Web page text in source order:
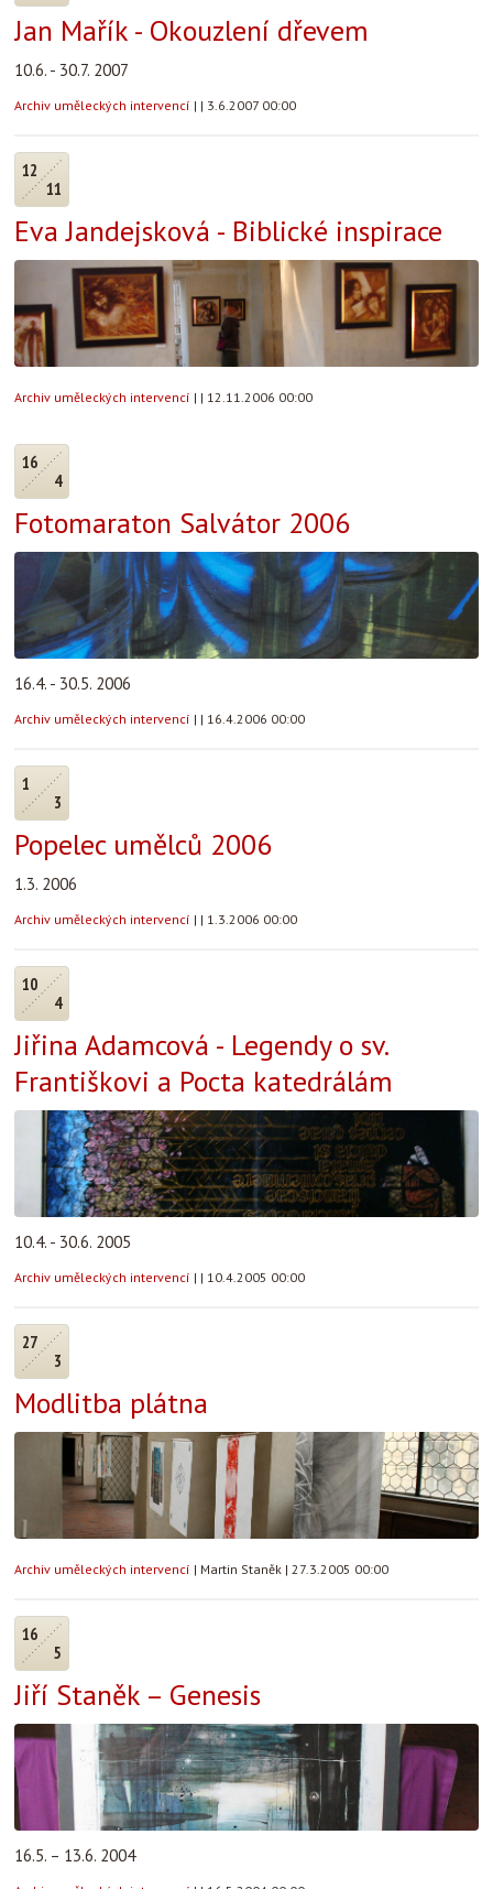
Jan Mařík - Okouzlení dřevem
10.6. - 30.7. 2007
Archiv uměleckých intervencí | | 3.6.2007 00:00
12
11
Eva Jandejsková - Biblické inspirace
Archiv uměleckých intervencí | | 12.11.2006 00:00
16
4
Fotomaraton Salvátor 2006
16.4. - 30.5. 2006
Archiv uměleckých intervencí | | 16.4.2006 00:00
1
3
Popelec umělců 2006
1.3. 2006
Archiv uměleckých intervencí | | 1.3.2006 00:00
10
4
Jiřina Adamcová - Legendy o sv.
Františkovi a Pocta katedrálám
10.4. - 30.6. 2005
Archiv uměleckých intervencí | | 10.4.2005 00:00
27
3
Modlitba plátna
Archiv uměleckých intervencí | Martin Staněk | 27.3.2005 00:00
16
5
Jiří Staněk – Genesis
16.5. – 13.6. 2004